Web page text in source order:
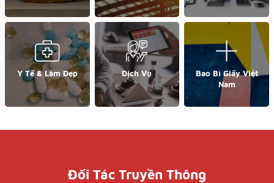
Y Tế & Làm Đẹp Dịch Vụ
Bao Bì Giấy Việt
Nam
Đối Tác Truyền Thông